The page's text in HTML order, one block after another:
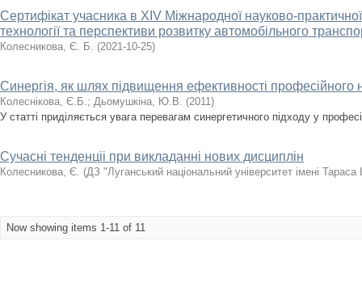
Сертифікат учасника в ХІV Міжнародної науково-
технології та перспективи розвитку автомобільного
Колесникова, Є. Б. (2021-10-25)
Синергія, як шлях підвищення ефективності професійного
Колеснікова, Є.Б.; Дьомушкіна, Ю.В. (2011)
У статті приділяється увага перевагам синергетичного підходу у
Сучасні тенденціі при викладанні нових дисциплін
Колесникова, Є. (ДЗ "Луганський національний університет імені
Now showing items 1-11 of 11